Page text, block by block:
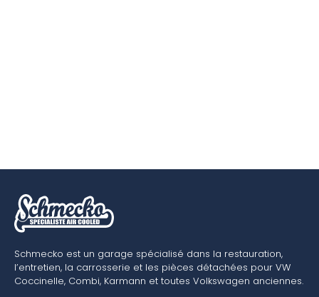
Schmecko est un garage spécialisé dans la restauration,
l’entretien, la carrosserie et les pièces détachées pour VW
Coccinelle, Combi, Karmann et toutes Volkswagen anciennes.